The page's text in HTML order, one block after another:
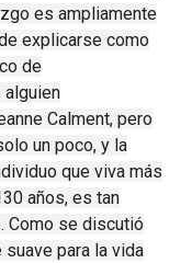
es ampliamente
explicarse como
de
alguien
Calment, pero
un poco, y la
que viva más
años, es tan
Como se discutió
para la vida